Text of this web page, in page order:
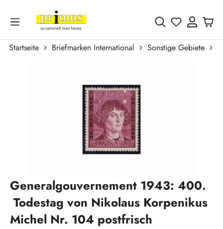
Zum Hauptinhalt springen
Du hast 0
Startseite Briefmarken International Sonstige Gebiete
Generalgouvernement 1943: 400.
Todestag von Nikolaus Korpenikus
Michel Nr. 104 postfrisch